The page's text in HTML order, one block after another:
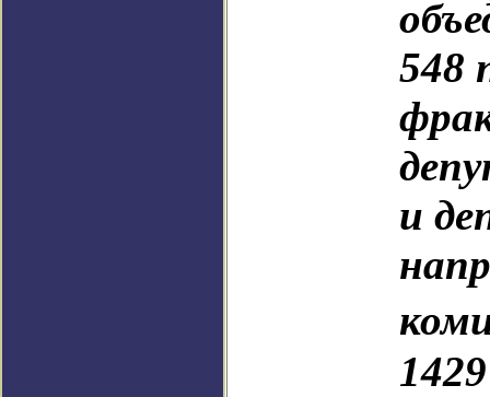
548
и